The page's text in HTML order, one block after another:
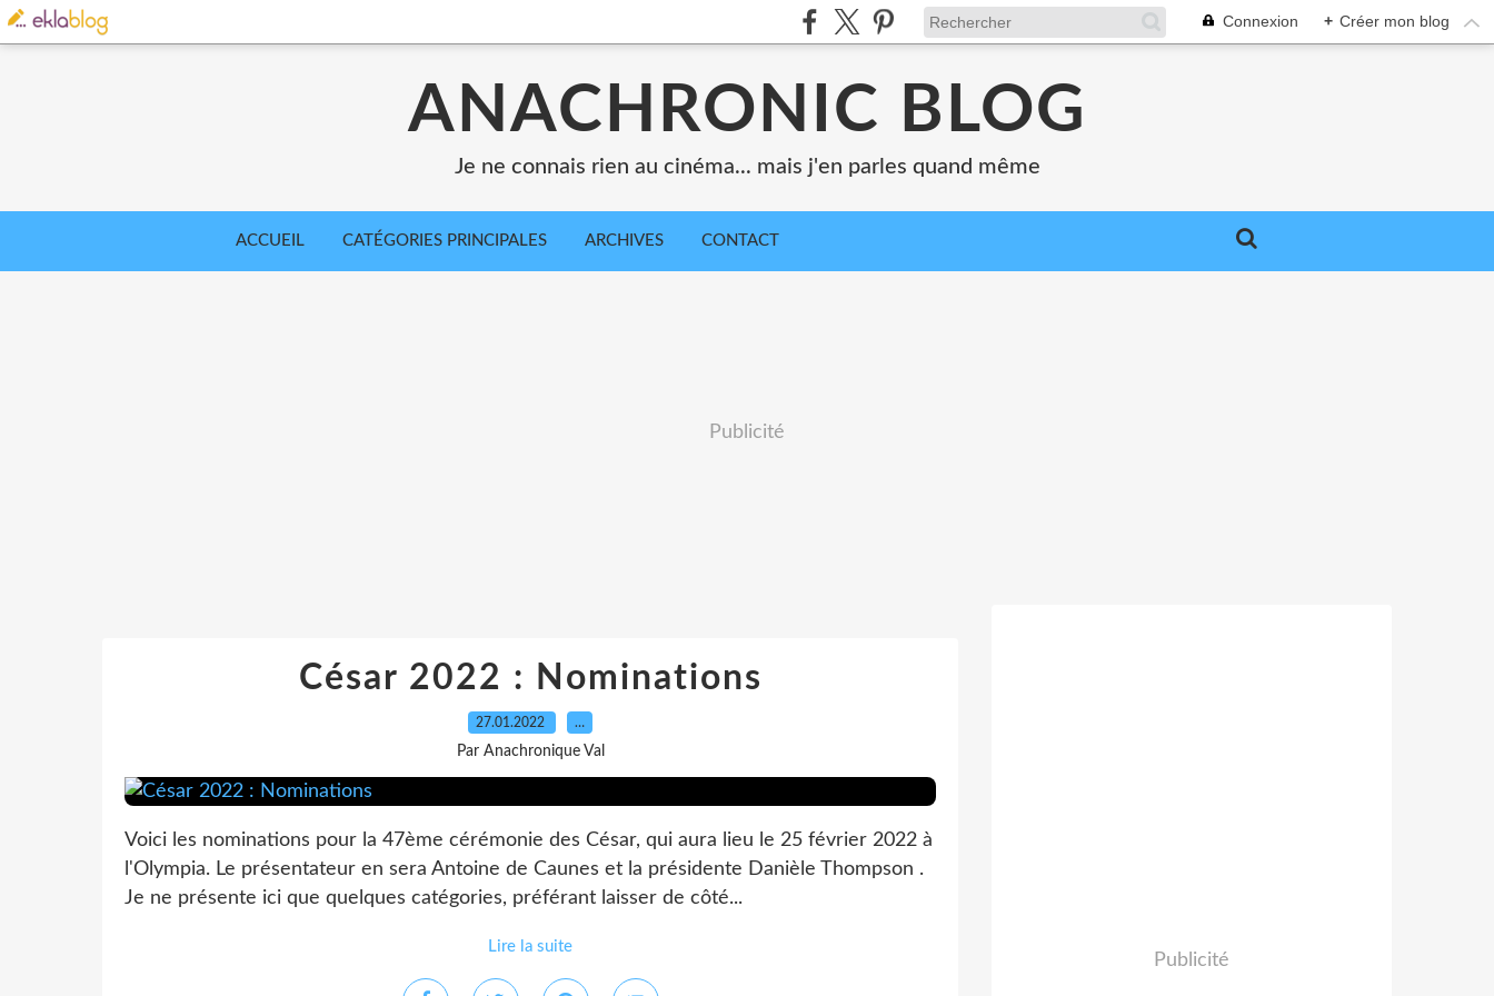
Connexion + Créer mon blog
ANACHRONIC BLOG
Je ne connais rien au cinéma... mais j'en parles quand même
ACCUEIL CATÉGORIES PRINCIPALES ARCHIVES CONTACT
Publicité
César 2022 : Nominations
27.01.2022 …
Par Anachronique Val
Voici les nominations pour la 47ème cérémonie des César, qui aura lieu le 25 février 2022 à
l'Olympia. Le présentateur en sera Antoine de Caunes et la présidente Danièle Thompson .
Je ne présente ici que quelques catégories, préférant laisser de côté...
Lire la suite
Publicité